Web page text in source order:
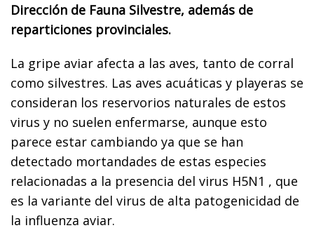
Dirección de Fauna Silvestre, además de
reparticiones provinciales.
La gripe aviar afecta a las aves, tanto de corral
como silvestres. Las aves acuáticas y playeras se
consideran los reservorios naturales de estos
virus y no suelen enfermarse, aunque esto
parece estar cambiando ya que se han
detectado mortandades de estas especies
relacionadas a la presencia del virus H5N1 , que
es la variante del virus de alta patogenicidad de
la influenza aviar.